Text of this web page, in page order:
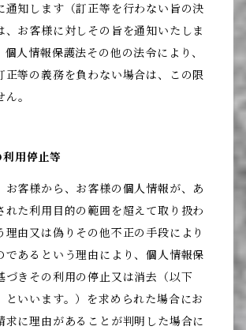
通知します（訂正等を行わない旨の決
、お客様に対しその旨を通知いたしま
個人情報保護法その他の法令により、
正等の義務を負わない場合は、この限
。
用停止等
お客様から、お客様の個人情報が、あ
れた利用目的の範囲を超えて取り扱わ
理由又は偽りその他不正の手段により
であるという理由により、個人情報保
づきその利用の停止又は消去（以下
といいます。）を求められた場合にお
求に理由があることが判明した場合に